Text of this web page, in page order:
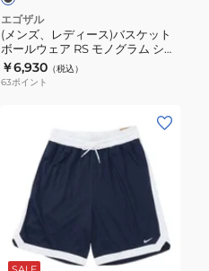
ツ
IF2586-
297
ィ
ッ
ト
ウ
パ
ス
ケ
ッ
ト
モ
ノ
エゴザル
(メンズ、レディース)バスケット
ボールウェア RS モノグラム ショ
ートパンツ
ERAL99UHP012RSC001
￥6,930 （税込）
63ポイント
ッ
ト